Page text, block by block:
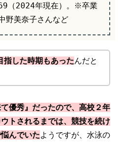
（2024年現在）。※卒業
野美奈子さんなど
指した時期もあったんだと
て優秀』だったので、高校２年
トされるまでは、競技を続け
んでいたようですが、水泳の